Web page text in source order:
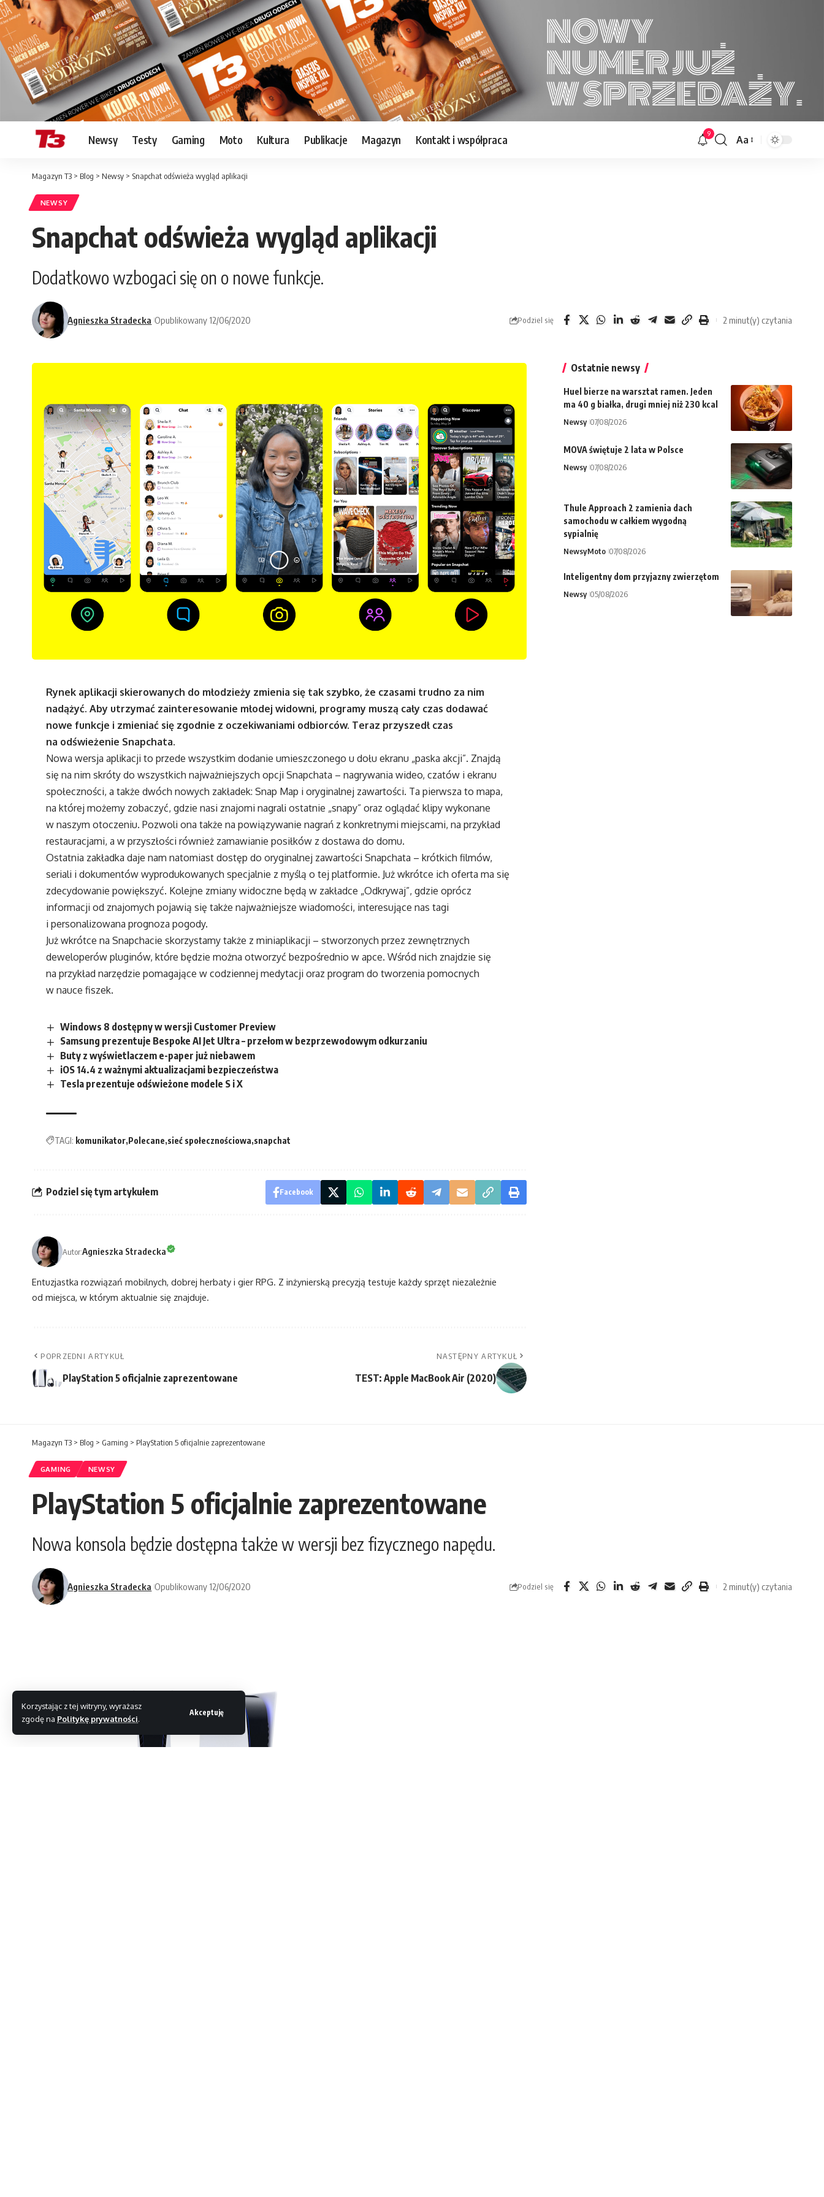
Korzystając z tej witryny, wyrażasz
zgodę na Politykę prywatności.
Akceptuję
Newsy Testy Gaming Moto Kultura Publikacje Magazyn Kontakt i współpraca 9
Font
Aa
Magazyn T3 > Blog > Newsy > Snapchat odświeża wygląd aplikacji
NEWSY
Snapchat odświeża wygląd aplikacji
Dodatkowo wzbogaci się on o nowe funkcje.
Agnieszka Stradecka Opublikowany 12/06/2020 Podziel się 2 minut(y) czytania
Rynek aplikacji skierowanych do młodzieży zmienia się tak szybko, że czasami trudno za nim
nadążyć. Aby utrzymać zainteresowanie młodej widowni, programy muszą cały czas dodawać
nowe funkcje i zmieniać się zgodnie z oczekiwaniami odbiorców. Teraz przyszedł czas
na odświeżenie Snapchata.
Nowa wersja aplikacji to przede wszystkim dodanie umieszczonego u dołu ekranu „paska akcji”. Znajdą
się na nim skróty do wszystkich najważniejszych opcji Snapchata – nagrywania wideo, czatów i ekranu
społeczności, a także dwóch nowych zakładek: Snap Map i oryginalnej zawartości. Ta pierwsza to mapa,
na której możemy zobaczyć, gdzie nasi znajomi nagrali ostatnie „snapy” oraz oglądać klipy wykonane
w naszym otoczeniu. Pozwoli ona także na powiązywanie nagrań z konkretnymi miejscami, na przykład
restauracjami, a w przyszłości również zamawianie posiłków z dostawa do domu.
Ostatnia zakładka daje nam natomiast dostęp do oryginalnej zawartości Snapchata – krótkich filmów,
seriali i dokumentów wyprodukowanych specjalnie z myślą o tej platformie. Już wkrótce ich oferta ma się
zdecydowanie powiększyć. Kolejne zmiany widoczne będą w zakładce „Odkrywaj”, gdzie oprócz
informacji od znajomych pojawią się także najważniejsze wiadomości, interesujące nas tagi
i personalizowana prognoza pogody.
Już wkrótce na Snapchacie skorzystamy także z miniaplikacji – stworzonych przez zewnętrznych
deweloperów pluginów, które będzie można otworzyć bezpośrednio w apce. Wśród nich znajdzie się
na przykład narzędzie pomagające w codziennej medytacji oraz program do tworzenia pomocnych
w nauce fiszek.
Windows 8 dostępny w wersji Customer Preview
Samsung prezentuje Bespoke AI Jet Ultra – przełom w bezprzewodowym odkurzaniu
Buty z wyświetlaczem e-paper już niebawem
iOS 14.4 z ważnymi aktualizacjami bezpieczeństwa
Tesla prezentuje odświeżone modele S i X
TAGI: komunikator Polecane sieć społecznościowa snapchat
Podziel się tym artykułem Facebook
Autor:Agnieszka Stradecka
Entuzjastka rozwiązań mobilnych, dobrej herbaty i gier RPG. Z inżynierską precyzją testuje każdy sprzęt niezależnie
od miejsca, w którym aktualnie się znajduje.
POPRZEDNI ARTYKUŁ
PlayStation 5 oficjalnie zaprezentowane
NASTĘPNY ARTYKUŁ
TEST: Apple MacBook Air (2020)
Ostatnie newsy
Huel bierze na warsztat ramen. Jeden
ma 40 g białka, drugi mniej niż 230 kcal
Newsy 07/08/2026
MOVA świętuje 2 lata w Polsce
Newsy 07/08/2026
Thule Approach 2 zamienia dach
samochodu w całkiem wygodną
sypialnię
NewsyMoto 07/08/2026
Inteligentny dom przyjazny zwierzętom
Newsy 05/08/2026
Magazyn T3 > Blog > Gaming > PlayStation 5 oficjalnie zaprezentowane
GAMING NEWSY
PlayStation 5 oficjalnie zaprezentowane
Nowa konsola będzie dostępna także w wersji bez fizycznego napędu.
Agnieszka Stradecka Opublikowany 12/06/2020 Podziel się 2 minut(y) czytania